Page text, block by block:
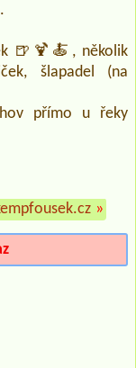
🍺🍹🍝, několik
šlapadel (na
přímo u řeky
»